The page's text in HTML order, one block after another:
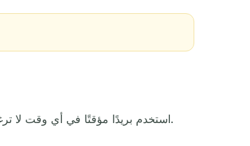
استخدم بريدًا مؤقتًا في أي وقت لا ترغب فيه بمشاركة بريدك الحقيقي. إنه خيار ذكي للمواقع التي قد لا تزورها مرة أخرى، وللعروض التي تجلب معها الكثير من الرسائل المزعجة.